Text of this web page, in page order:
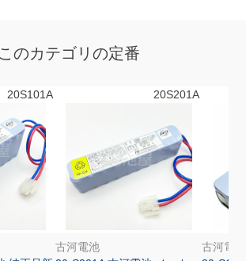
このカテゴリの定番
20S101A 20S201A
古河電池
古河電池